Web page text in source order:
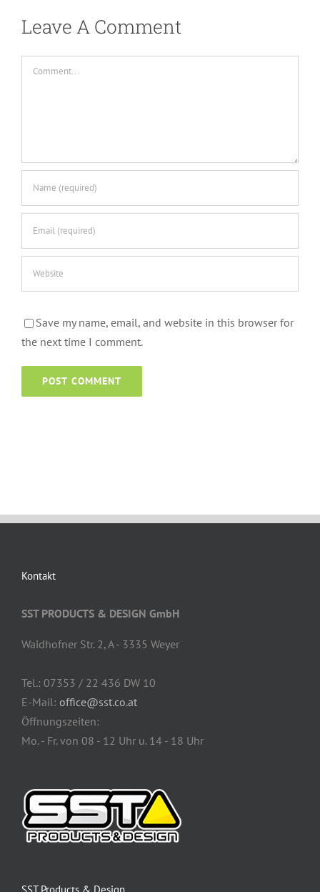
Leave A Comment
Save my name, email, and website in this browser for
the next time I comment.
Kontakt
SST PRODUCTS & DESIGN GmbH
Waidhofner Str. 2, A - 3335 Weyer
Tel.: 07353 / 22 436 DW 10
E-Mail: office@sst.co.at
Öffnungszeiten:
Mo. - Fr. von 08 - 12 Uhr u. 14 - 18 Uhr